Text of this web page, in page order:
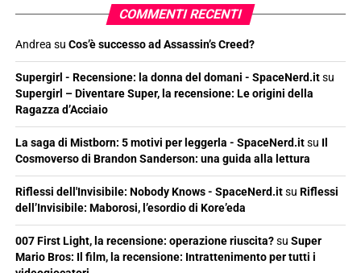
COMMENTI RECENTI
Andrea su Cos’è successo ad Assassin’s Creed?
Supergirl - Recensione: la donna del domani - SpaceNerd.itsu
Supergirl – Diventare Super, la recensione: Le origini della
Ragazza d’Acciaio
La saga di Mistborn: 5 motivi per leggerla - SpaceNerd.itsu Il
Cosmoverso di Brandon Sanderson: una guida alla lettura
Riflessi dell'Invisibile: Nobody Knows - SpaceNerd.itsu Riflessi
dell’Invisibile: Maborosi, l’esordio di Kore’eda
007 First Light, la recensione: operazione riuscita?su Super
Mario Bros: Il film, la recensione: Intrattenimento per tutti i